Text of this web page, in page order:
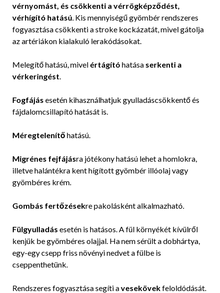
vérnyomást, és csökkenti a vérrögképződést,
vérhígító hatású. Kis mennyiségű gyömbér rendszeres
fogyasztása csökkenti a stroke kockázatát, mivel gátolja
az artériákon kialakuló lerakódásokat.
Melegítő hatású, mivel értágító hatása serkenti a
vérkeringést.
Fogfájás esetén kihasználhatjuk gyulladáscsökkentő és
fájdalomcsillapító hatását is.
Méregtelenítő hatású.
Migrénes fejfájásra jótékony hatású lehet a homlokra,
illetve halántékra kent hígított gyömbér illóolaj vagy
gyömbéres krém.
Gombás fertőzésekre pakolásként alkalmazható.
Fülgyulladás esetén is hatásos. A fül környékét kívülről
kenjük be gyömbéres olajjal. Ha nem sérült a dobhártya,
egy-egy csepp friss növényi nedvet a fülbe is
cseppenthetünk.
Rendszeres fogyasztása segíti avesekövekfeloldódását.